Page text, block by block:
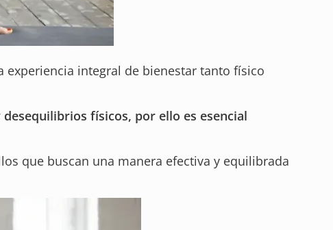
integral de bienestar tanto físico
físicos, por ello es esencial
que buscan una manera efectiva y equilibrada